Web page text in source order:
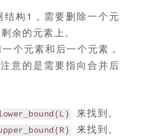
构1，需要删除一个元
余的元素上。
个元素和后一个元素，
意的是需要指向合并后
来找到。
来找到。